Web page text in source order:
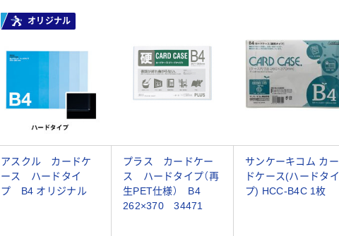
オリジナル
アスクル カードケ
ース ハードタイ
プ B4 オリジナル
プラス カードケー
ス ハードタイプ（再
生PET仕様） B4
262×370 34471
サンケーキコム カー
ドケース(ハードタイ
プ) HCC-B4C 1枚